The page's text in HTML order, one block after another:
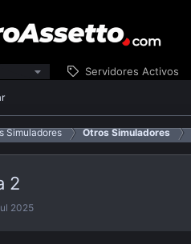
Servidores Activos
Simuladores Otros Simuladores
2
2025